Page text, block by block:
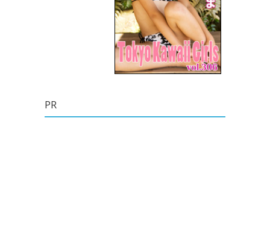
PR